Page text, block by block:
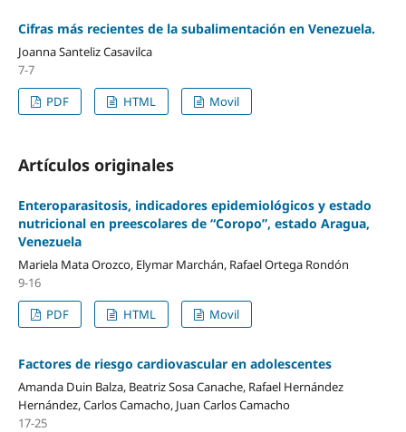
Cifras más recientes de la subalimentación en Venezuela.
Joanna Santeliz Casavilca
7-7
PDF
HTML Movil
Artículos originales
Enteroparasitosis, indicadores epidemiológicos y estado
nutricional en preescolares de “Coropo”, estado Aragua,
Venezuela
Mariela Mata Orozco, Elymar Marchán, Rafael Ortega Rondón
9-16
PDF
HTML Movil
Factores de riesgo cardiovascular en adolescentes
Amanda Duin Balza, Beatriz Sosa Canache, Rafael Hernández
Hernández, Carlos Camacho, Juan Carlos Camacho
17-25